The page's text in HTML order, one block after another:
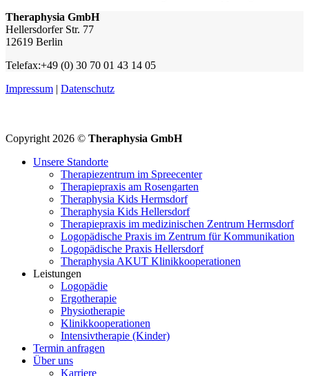
Theraphysia GmbH
Hellersdorfer Str. 77
12619 Berlin
Telefax:+49 (0) 30 70 01 43 14 05
Impressum | Datenschutz
Copyright 2026 © Theraphysia GmbH
Unsere Standorte
Therapiezentrum im Spreecenter
Therapiepraxis am Rosengarten
Theraphysia Kids Hermsdorf
Theraphysia Kids Hellersdorf
Therapiepraxis im medizinischen Zentrum Hermsdorf
Logopädische Praxis im Zentrum für Kommunikation
Logopädische Praxis Hellersdorf
Theraphysia AKUT Klinikkooperationen
Leistungen
Logopädie
Ergotherapie
Physiotherapie
Klinikkooperationen
Intensivtherapie (Kinder)
Termin anfragen
Über uns
Karriere